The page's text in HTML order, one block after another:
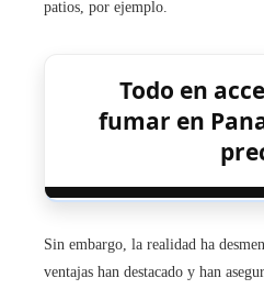
patios, por ejemplo.
Todo en
fumar en
Sin embargo, la realidad ha
ventajas han destacado y han